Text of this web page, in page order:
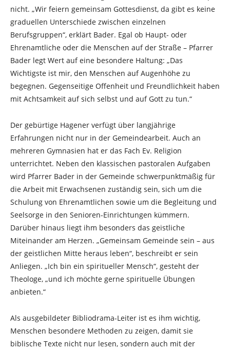
nicht. „Wir feiern gemeinsam Gottesdienst, da gibt es keine
graduellen Unterschiede zwischen einzelnen
Berufsgruppen“, erklärt Bader. Egal ob Haupt- oder
Ehrenamtliche oder die Menschen auf der Straße – Pfarrer
Bader legt Wert auf eine besondere Haltung: „Das
Wichtigste ist mir, den Menschen auf Augenhöhe zu
begegnen. Gegenseitige Offenheit und Freundlichkeit haben
mit Achtsamkeit auf sich selbst und auf Gott zu tun.“
Der gebürtige Hagener verfügt über langjährige
Erfahrungen nicht nur in der Gemeindearbeit. Auch an
mehreren Gymnasien hat er das Fach Ev. Religion
unterrichtet. Neben den klassischen pastoralen Aufgaben
wird Pfarrer Bader in der Gemeinde schwerpunktmäßig für
die Arbeit mit Erwachsenen zuständig sein, sich um die
Schulung von Ehrenamtlichen sowie um die Begleitung und
Seelsorge in den Senioren-Einrichtungen kümmern.
Darüber hinaus liegt ihm besonders das geistliche
Miteinander am Herzen. „Gemeinsam Gemeinde sein – aus
der geistlichen Mitte heraus leben“, beschreibt er sein
Anliegen. „Ich bin ein spiritueller Mensch“, gesteht der
Theologe, „und ich möchte gerne spirituelle Übungen
anbieten.“
Als ausgebildeter Bibliodrama-Leiter ist es ihm wichtig,
Menschen besondere Methoden zu zeigen, damit sie
biblische Texte nicht nur lesen, sondern auch mit der